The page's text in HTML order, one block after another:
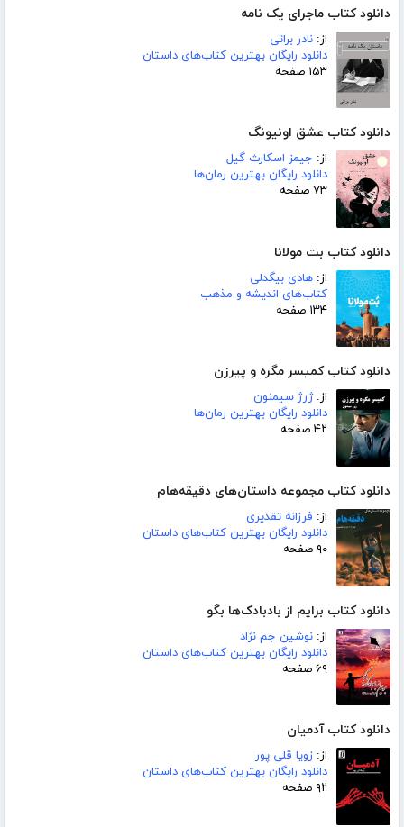
دانلود کتاب ماجرای یک نامه
از: نادر براتی
دانلود رایگان بهترین کتاب‌های داستان
۱۵۳ صفحه
دانلود کتاب عشق اونیونگ
از: جیمز اسکارث گیل
دانلود رایگان بهترین رمان‌ها
۷۳ صفحه
دانلود کتاب بت مولانا
از: هادی بیگدلی
کتاب‌های اندیشه و مذهب
۱۳۴ صفحه
دانلود کتاب کمیسر مگره و پیرزن
از:ژرژ سیمنون
دانلود رایگان بهترین رمان‌ها
۴۲ صفحه
دانلود کتاب مجموعه داستان‌های دقیقه‌هام
از: فرزانه تقدیری
دانلود رایگان بهترین کتاب‌های داستان
۹۰ صفحه
دانلود کتاب برایم از بادبادک‌ها بگو
از: نوشین جم نژاد
دانلود رایگان بهترین کتاب‌های داستان
۶۹ صفحه
دانلود کتاب آدمیان
از: زویا قلی پور
دانلود رایگان بهترین کتاب‌های داستان
۹۲ صفحه